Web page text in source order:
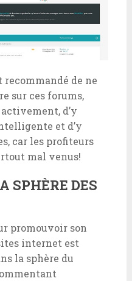
de ne
sur ces forums,
d’y
et d’y
car les profiteurs
mal venus!
SPHÈRE DES
promouvoir son
internet est
la sphère du